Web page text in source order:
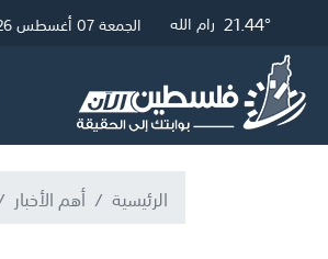
27.25° غزة 21.68° القدس 21.44° رام الله الجمعة 07 أغسطس 2026
الرئيسية أهم الأخبار